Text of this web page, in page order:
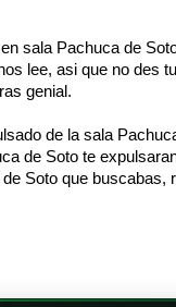
sala Pachuca de
lee, asi que no des
genial.
de la sala
de Soto te
Soto que buscabas,